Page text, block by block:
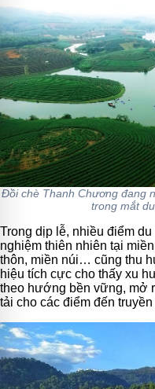
Đồi chè Thanh Chương đang
trong mắt
Trong dịp lễ, nhiều điểm
nghiệm thiên nhiên tại
thôn, miền núi… cũng thu
hiệu tích cực cho thấy xu
theo hướng bền vững, mở
tải cho các điểm đến truyền